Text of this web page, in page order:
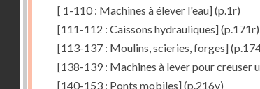
[ 1-110 : Machines à élever l'eau](p.1r)
[111-112 : Caissons hydrauliques](p.171r)
[113-137 : Moulins, scieries, forges]
[138-139 : Machines à lever pour creuser
[140-153 : Ponts mobiles](p.216v)